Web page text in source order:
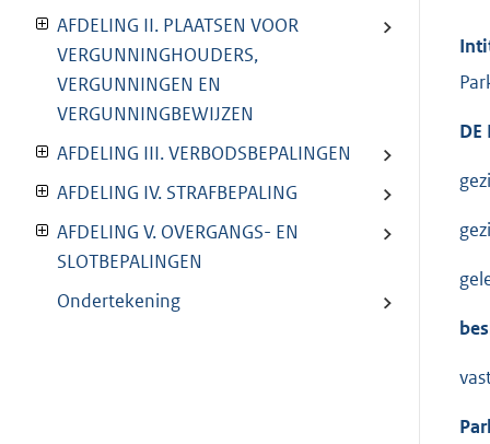
AFDELING II. PLAATSEN VOOR
VERGUNNINGHOUDERS,
VERGUNNINGEN EN
VERGUNNINGBEWIJZEN
AFDELING III. VERBODSBEPALINGEN
AFDELING IV. STRAFBEPALING
AFDELING V. OVERGANGS- EN
SLOTBEPALINGEN
Ondertekening
DE